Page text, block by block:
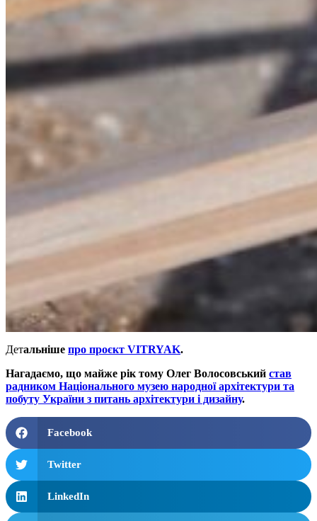
Детальніше про проєкт VITRYAK.
Нагадаємо, що майже рік тому Олег Волосовський став
радником Національного музею народної архітектури та
побуту України з питань архітектури і дизайну.
Facebook
Twitter
LinkedIn